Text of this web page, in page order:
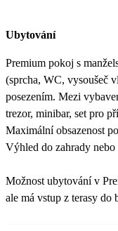
Ubytování
Premium pokoj s
(sprcha, WC, vysoušeč
posezením. Mezi
trezor, minibar, set pro
Maximální obsazenost
Výhled do zahrady nebo
Možnost ubytování v
ale má vstup z terasy do